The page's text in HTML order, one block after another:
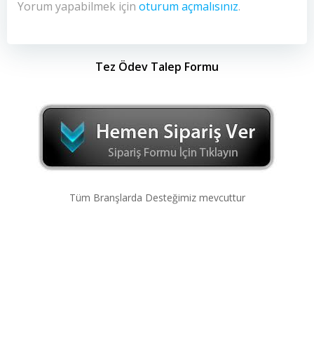
Yorum yapabilmek için oturum açmalısınız.
Tez Ödev Talep Formu
Tüm Branşlarda Desteğimiz mevcuttur